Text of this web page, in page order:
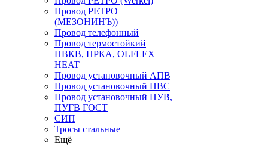
Провод РЕТРО
(МЕЗОНИНЪ))
Провод телефонный
Провод термостойкий
ПВКВ, ПРКА, OLFLEX
HEAT
Провод установочный АПВ
Провод установочный ПВС
Провод установочный ПУВ,
ПУГВ ГОСТ
СИП
Тросы стальные
Ещё